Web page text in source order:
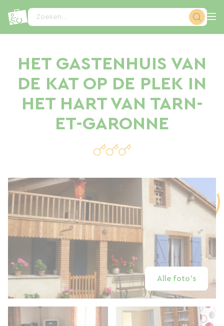
Zoeken...
HET GASTENHUIS VAN
DE KAT OP DE PLEK IN
HET HART VAN TARN-
ET-GARONNE
Alle foto's
Cookies beheer paneel